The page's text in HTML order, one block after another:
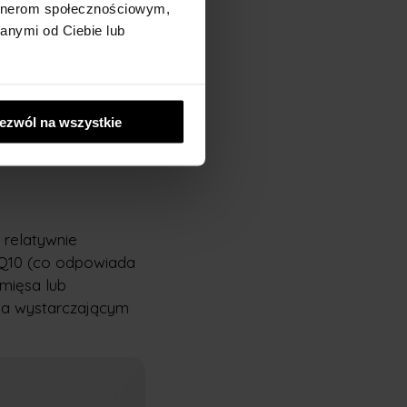
społecznościowym,
od Ciebie lub
na wszystkie
Q10;
(co odpowiada
lub
wystarczającym